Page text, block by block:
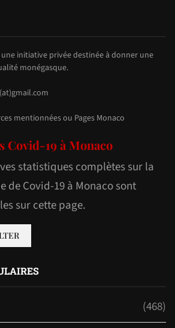
initiative privée destinée à donner une
monégasque.
mentionnées ou Pages Monaco
Covid-19 à Monaco
statistiques complètes sur la
de Covid-19 à Monaco sont
sur cette page.
(468)